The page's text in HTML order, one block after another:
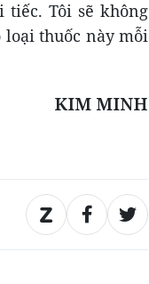
Tôi sẽ không
loại thuốc này mỗi
KIM MINH